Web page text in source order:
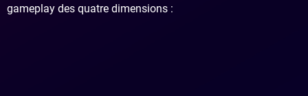
gameplay des quatre dimensions :